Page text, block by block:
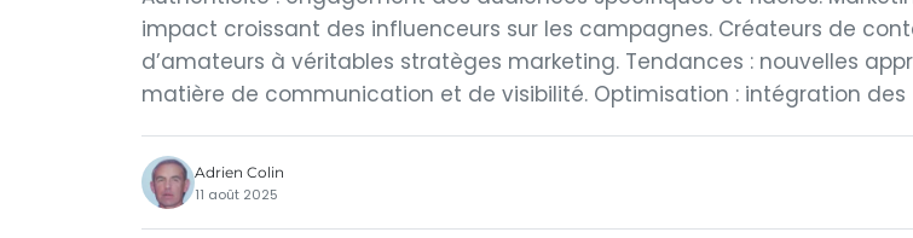
impact croissant des influenceurs sur les campagnes. Créateurs de
d’amateurs à véritables stratèges marketing. Tendances : nouvelles
matière de communication et de visibilité. Optimisation : intégration des
Adrien Colin
11 août 2025